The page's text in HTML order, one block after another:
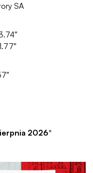
SA
2026*